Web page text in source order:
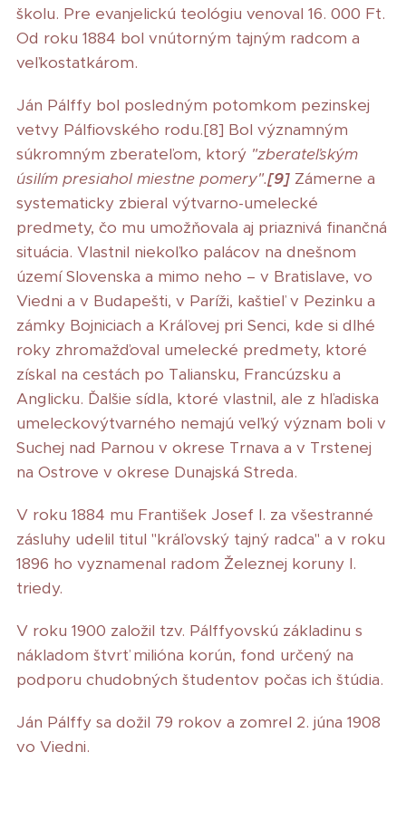
školu. Pre evanjelickú teológiu venoval 16. 000 Ft.
Od roku 1884 bol vnútorným tajným radcom a
veľkostatkárom.
Ján Pálffy bol posledným potomkom pezinskej
vetvy Pálfiovského rodu.[8] Bol významným
súkromným zberateľom, ktorý "zberateľským
úsilím presiahol miestne pomery".[9] Zámerne a
systematicky zbieral výtvarno-umelecké
predmety, čo mu umožňovala aj priaznivá finančná
situácia. Vlastnil niekoľko palácov na dnešnom
území Slovenska a mimo neho – v Bratislave, vo
Viedni a v Budapešti, v Paríži, kaštieľ v Pezinku a
zámky Bojniciach a Kráľovej pri Senci, kde si dlhé
roky zhromažďoval umelecké predmety, ktoré
získal na cestách po Taliansku, Francúzsku a
Anglicku. Ďalšie sídla, ktoré vlastnil, ale z hľadiska
umeleckovýtvarného nemajú veľký význam boli v
Suchej nad Parnou v okrese Trnava a v Trstenej
na Ostrove v okrese Dunajská Streda.
V roku 1884 mu František Josef I. za všestranné
zásluhy udelil titul "kráľovský tajný radca" a v roku
1896 ho vyznamenal radom Železnej koruny I.
triedy.
V roku 1900 založil tzv. Pálffyovskú základinu s
nákladom štvrť milióna korún, fond určený na
podporu chudobných študentov počas ich štúdia.
Ján Pálffy sa dožil 79 rokov a zomrel 2. júna 1908
vo Viedni.